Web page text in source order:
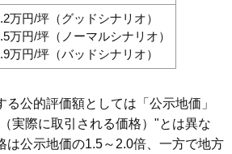
万円/坪（グッドシナリオ）
万円/坪（ノーマルシナリオ）
万円/坪（バッドシナリオ）
公的評価額としては「公示地価」
実際に取引される価格）"とは異な
は公示地価の1.5～2.0倍、一方で地方